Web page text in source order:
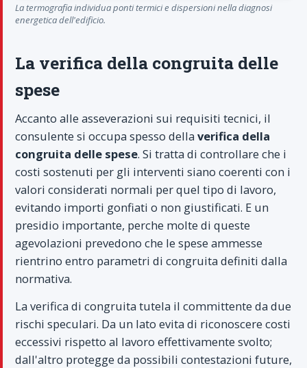
La termografia individua ponti termici e dispersioni nella diagnosi
energetica dell'edificio.
La verifica della congruita delle
spese
Accanto alle asseverazioni sui requisiti tecnici, il
consulente si occupa spesso della verifica della
congruita delle spese. Si tratta di controllare che i
costi sostenuti per gli interventi siano coerenti con i
valori considerati normali per quel tipo di lavoro,
evitando importi gonfiati o non giustificati. E un
presidio importante, perche molte di queste
agevolazioni prevedono che le spese ammesse
rientrino entro parametri di congruita definiti dalla
normativa.
La verifica di congruita tutela il committente da due
rischi speculari. Da un lato evita di riconoscere costi
eccessivi rispetto al lavoro effettivamente svolto;
dall'altro protegge da possibili contestazioni future,